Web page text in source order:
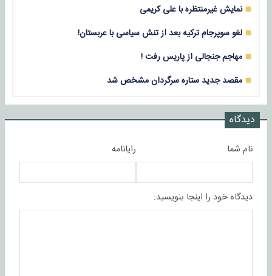
نمایش غیرمنتظره با علی کریمی
لغو سوپرجام ترکیه بعد از تنش سیاسی با عربستان!‌
مهاجم جنجالی از پاریس رفت !
مقصد جدید ستاره سرگردان مشخص شد
دیدگاه
نام شما رایانامه
دیدگاه خود را اینجا بنویسید: